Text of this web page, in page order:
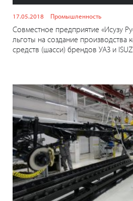
17.05.2018 Промышленность
Совместное предприятие «Исузу
льготы на создание производства
средств (шасси) брендов УАЗ и